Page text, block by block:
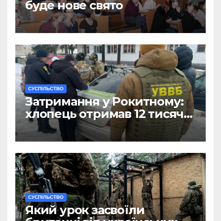
буде нове свято
CУСПІЛЬСТВО
Затримання у Рокитному:
хлопець отримав 12 тисяч
Євро за допомогу
чоловікам
CУСПІЛЬСТВО
Який урок засвоїли